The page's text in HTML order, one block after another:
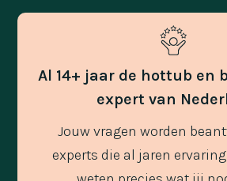
Al 14+ jaar de hottub en
expert van
Jouw vragen worden
experts die al jaren